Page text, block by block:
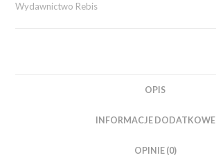
Wydawnictwo Rebis
OPIS
INFORMACJE DODATKOWE
OPINIE (0)